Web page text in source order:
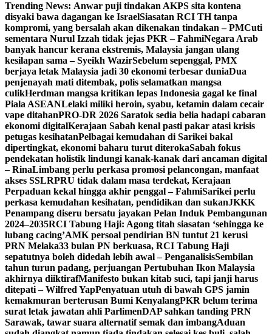
Trending News: Anwar puji tindakan AKPS sita kontena
disyaki bawa dagangan ke IsraelSiasatan RCI TH tanpa
kompromi, yang bersalah akan dikenakan tindakan – PMCuti
sementara Nurul Izzah tidak jejas PKR – FahmiNegara Arab
banyak hancur kerana ekstremis, Malaysia jangan ulang
kesilapan sama – Syeikh WazirSebelum sepenggal, PMX
berjaya letak Malaysia jadi 30 ekonomi terbesar duniaDua
penjenayah mati ditembak, polis selamatkan mangsa
culikHerdman mangsa kritikan lepas Indonesia gagal ke final
Piala ASEANLelaki miliki heroin, syabu, ketamin dalam cecair
vape ditahanPRO-DR 2026 Saratok sedia belia hadapi cabaran
ekonomi digitalKerajaan Sabah kenal pasti pakar atasi krisis
petugas kesihatanPelbagai kemudahan di Sarikei bakal
dipertingkat, ekonomi baharu turut diterokaSabah fokus
pendekatan holistik lindungi kanak-kanak dari ancaman digital
– RinaLimbang perlu perkasa promosi pelancongan, manfaat
akses SSLRPRU tidak dalam masa terdekat, Kerajaan
Perpaduan kekal hingga akhir penggal – FahmiSarikei perlu
perkasa kemudahan kesihatan, pendidikan dan sukanJKKK
Penampang diseru bersatu jayakan Pelan Induk Pembangunan
2024–2035RCI Tabung Haji: Agong titah siasatan ‘sehingga ke
lubang cacing’AMK persoal pendirian BN tuntut 21 kerusi
PRN Melaka33 bulan PN berkuasa, RCI Tabung Haji
sepatutnya boleh didedah lebih awal – PenganalisisSembilan
tahun turun padang, perjuangan Pertubuhan Ikon Malaysia
akhirnya diiktirafManifesto bukan kitab suci, tapi janji harus
ditepati – Wilfred YapPenyatuan utuh di bawah GPS jamin
kemakmuran berterusan Bumi KenyalangPKR belum terima
surat letak jawatan ahli ParlimenDAP sahkan tanding PRN
Sarawak, tawar suara alternatif semak dan imbangAduan